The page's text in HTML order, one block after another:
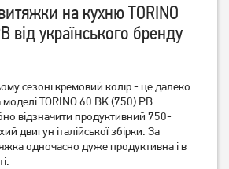
на кухню TORINO
від українського бренду
сезоні кремовий колір - це далеко
TORINO 60 BK (750) PB.
відзначити продуктивний 750-
двигун італійської збірки. За
одночасно дуже продуктивна і в